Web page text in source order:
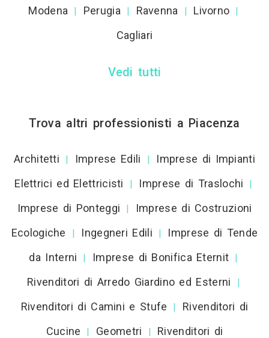
Modena | Perugia | Ravenna | Livorno |
Cagliari
Vedi tutti
Trova altri professionisti a Piacenza
Architetti | Imprese Edili |
Imprese di Impianti
Elettrici ed Elettricisti
| Imprese di Traslochi |
Imprese di Ponteggi |
Imprese di Costruzioni
Ecologiche
| Ingegneri Edili |
Imprese di Tende
da Interni
| Imprese di Bonifica Eternit |
Rivenditori di Arredo Giardino ed Esterni |
Rivenditori di Camini e Stufe |
Rivenditori di
Cucine
| Geometri |
Rivenditori di